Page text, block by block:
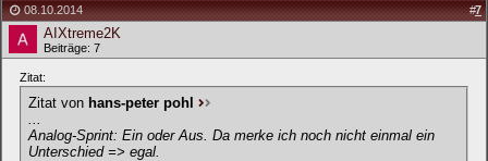
08.10.2014 #7
AIXtreme2K
Beiträge: 7
Zitat:
Zitat von hans-peter pohl
...
Analog-Sprint: Ein oder Aus. Da merke ich noch nicht einmal ein
Unterschied => egal.